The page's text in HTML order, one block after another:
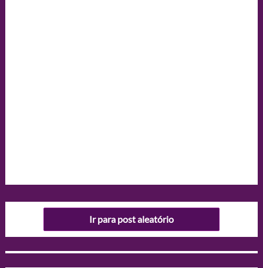
Ir para post aleatório